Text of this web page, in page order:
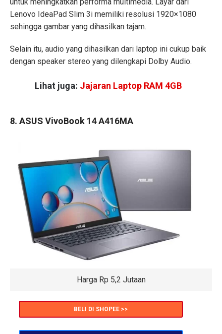
Lenovo IdeaPad Slim 3i memiliki resolusi 1920×1080
sehingga gambar yang dihasilkan tajam.
Selain itu, audio yang dihasilkan dari laptop ini cukup baik
dengan speaker stereo yang dilengkapi Dolby Audio.
Lihat juga: Jajaran Laptop RAM 4GB
8. ASUS VivoBook 14 A416MA
Harga Rp 5,2 Jutaan
BELI DI SHOPEE >>